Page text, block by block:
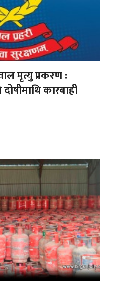
मृत्यु प्रकरण :
कारबाही